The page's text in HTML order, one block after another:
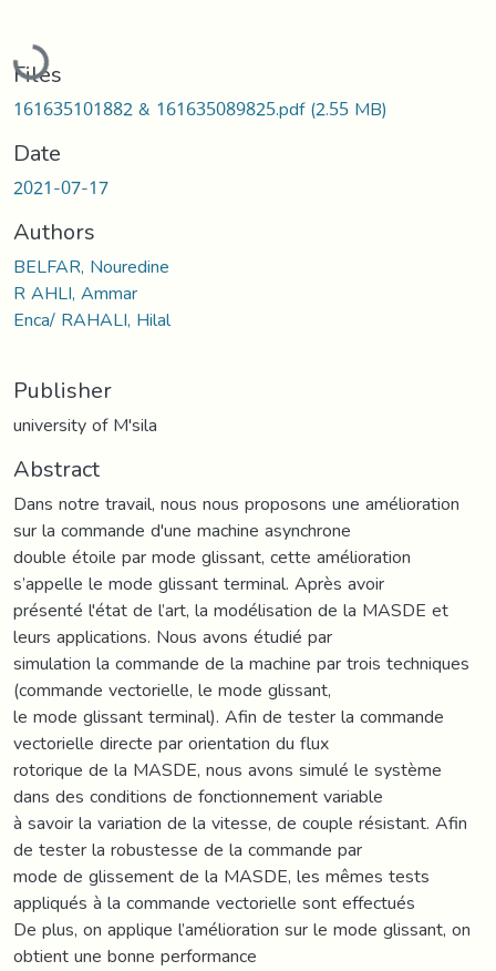
Loading...
Files
161635101882 & 161635089825.pdf(2.55 MB)
Date
2021-07-17
Authors
BELFAR, Nouredine
R AHLI, Ammar
Enca/ RAHALI, Hilal
Publisher
university of M'sila
Abstract
Dans notre travail, nous nous proposons une amélioration
sur la commande d'une machine asynchrone
double étoile par mode glissant, cette amélioration
s’appelle le mode glissant terminal. Après avoir
présenté l'état de l’art, la modélisation de la MASDE et
leurs applications. Nous avons étudié par
simulation la commande de la machine par trois techniques
(commande vectorielle, le mode glissant,
le mode glissant terminal). Afin de tester la commande
vectorielle directe par orientation du flux
rotorique de la MASDE, nous avons simulé le système
dans des conditions de fonctionnement variable
à savoir la variation de la vitesse, de couple résistant. Afin
de tester la robustesse de la commande par
mode de glissement de la MASDE, les mêmes tests
appliqués à la commande vectorielle sont effectués
De plus, on applique l’amélioration sur le mode glissant, on
obtient une bonne performance